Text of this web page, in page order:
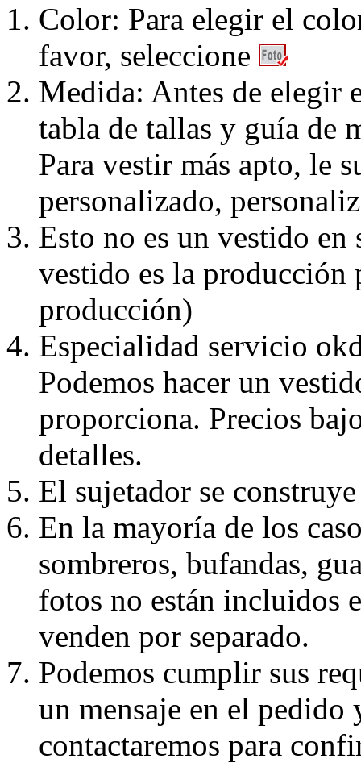
Color: Para elegir el
favor, seleccione
Medida: Antes de elegir
tabla de tallas y guía de
Para vestir más apto, le
personalizado,
Esto no es un vestido
vestido es la producción
producción)
Especialidad servicio
Podemos hacer un
proporciona. Precios
detalles.
El sujetador se
En la mayoría de los
sombreros, bufandas,
fotos no están incluidos
venden por separado.
Podemos cumplir sus
un mensaje en el pedido
contactaremos para